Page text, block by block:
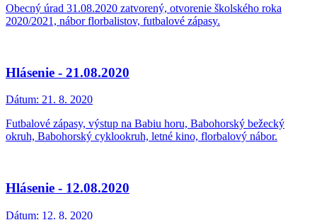
Obecný úrad 31.08.2020 zatvorený, otvorenie školského roka
2020/2021, nábor florbalistov, futbalové zápasy.
Hlásenie - 21.08.2020
Dátum: 21. 8. 2020
Futbalové zápasy, výstup na Babiu horu, Babohorský bežecký
okruh, Babohorský cyklookruh, letné kino, florbalový nábor.
Hlásenie - 12.08.2020
Dátum: 12. 8. 2020